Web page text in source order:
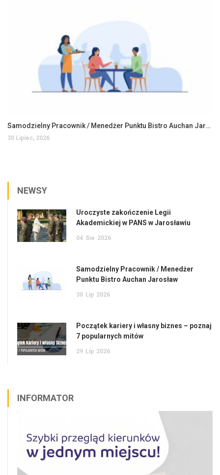
Samodzielny Pracownik / Menedżer Punktu Bistro Auchan Jarosław
30 Lipiec, 2026
NEWSY
Uroczyste zakończenie Legii
Akademickiej w PANS w Jarosławiu
04 Sie 2026
Samodzielny Pracownik / Menedżer
Punktu Bistro Auchan Jarosław
30 Lip 2026
Początek kariery i własny biznes – poznaj
7 popularnych mitów
29 Lip 2026
INFORMATOR